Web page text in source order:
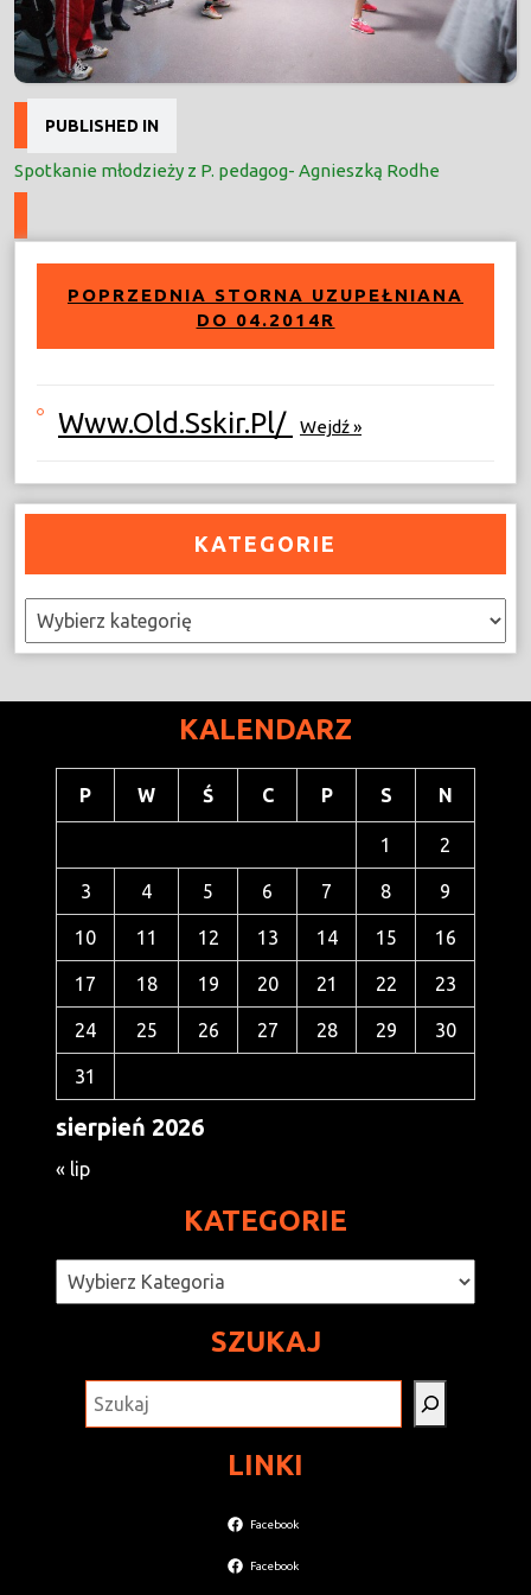
Nawigacja
wpisu
PUBLISHED IN
Spotkanie młodzieży z P. pedagog- Agnieszką Rodhe
POPRZEDNIA STORNA UZUPEŁNIANA
DO 04.2014R
Www.old.sskir.pl/ Wejdź »
KATEGORIE
Kategorie
KALENDARZ
sierpień 2026
P W Ś C P S N
1 2
3 4 5 6 7 8 9
10 11 12 13 14 15 16
17 18 19 20 21 22 23
24 25 26 27 28 29 30
31
« lip
KATEGORIE
Kategorie
SZUKAJ
LINKI
Facebook
Facebook